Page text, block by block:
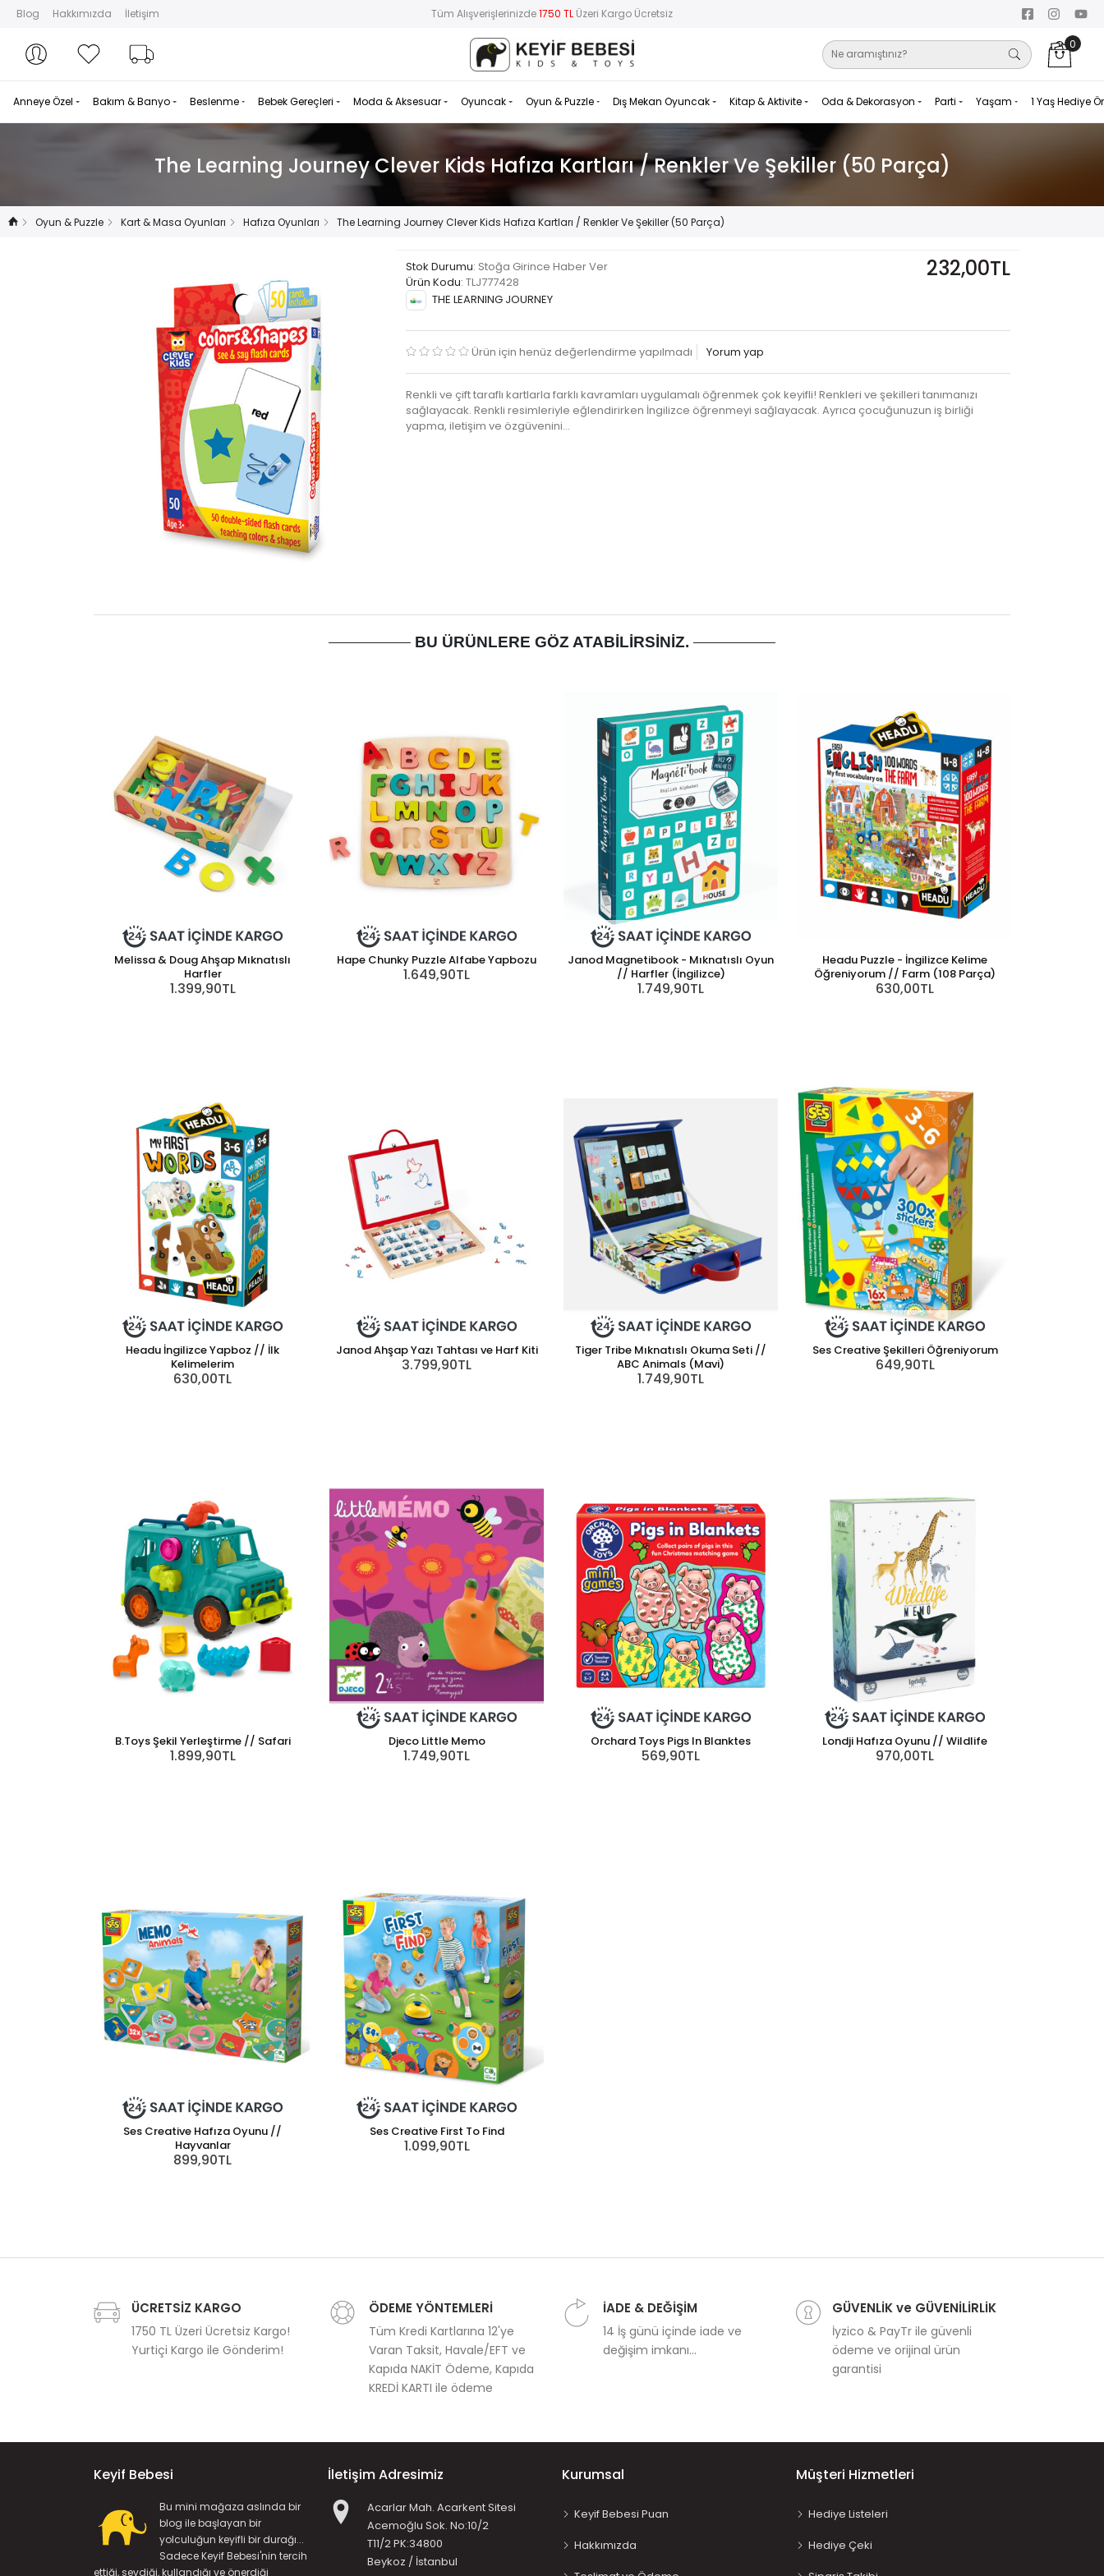
Blog Hakkımızda İletişim Tüm Alışverişlerinizde1750 TL Üzeri Kargo Ücretsiz
Hesabım
Hesabım Favorilerim 0
Anneye Özel Bakım & Banyo Beslenme Bebek Gereçleri Moda & Aksesuar Oyuncak Oyun & Puzzle Dış Mekan Oyuncak Kitap & Aktivite Oda & Dekorasyon Parti Yaşam 1 Yaş Hediye
The Learning Journey Clever Kids Hafıza Kartları / Renkler Ve Şekiller (50 Parça)
Oyun & Puzzle Kart & Masa Oyunları Hafıza Oyunları The Learning Journey Clever Kids Hafıza Kartları / Renkler Ve Şekiller (50 Parça)
Stok Durumu: Stoğa Girince Haber Ver
Ürün Kodu: TLJ777428
THE LEARNING JOURNEY
232,00TL
Ürün için henüz değerlendirme yapılmadı Yorum yap
Renkli ve çift taraflı kartlarla farklı kavramları uygulamalı öğrenmek çok keyifli! Renkleri ve şekilleri tanımanızı
sağlayacak. Renkli resimleriyle eğlendirirken İngilizce öğrenmeyi sağlayacak. Ayrıca çocuğunuzun iş birliği
yapma, iletişim ve özgüvenini…
BU ÜRÜNLERE GÖZ ATABILIRSINIZ.
Melissa & Doug Ahşap Mıknatıslı
Harfler
1.399,90TL
Hape Chunky Puzzle Alfabe Yapbozu
1.649,90TL
Janod Magnetibook - Mıknatıslı Oyun
// Harfler (İngilizce)
1.749,90TL
Headu Puzzle - İngilizce Kelime
Öğreniyorum // Farm (108 Parça)
630,00TL
Headu İngilizce Yapboz // İlk
Kelimelerim
630,00TL
Janod Ahşap Yazı Tahtası ve Harf Kiti
3.799,90TL
Tiger Tribe Mıknatıslı Okuma Seti //
ABC Animals (Mavi)
1.749,90TL
Ses Creative Şekilleri Öğreniyorum
649,90TL
B.Toys Şekil Yerleştirme // Safari
1.899,90TL
Djeco Little Memo
1.749,90TL
Orchard Toys Pigs In Blanktes
569,90TL
Londji Hafıza Oyunu // Wildlife
970,00TL
Ses Creative Hafıza Oyunu //
Hayvanlar
899,90TL
Ses Creative First To Find
1.099,90TL
ÜCRETSİZ KARGO
1750 TL Üzeri Ücretsiz Kargo!
Yurtiçi Kargo ile Gönderim!
ÖDEME YÖNTEMLERİ
Tüm Kredi Kartlarına 12'ye
Varan Taksit, Havale/EFT ve
Kapıda NAKİT Ödeme, Kapıda
KREDİ KARTI ile ödeme
İADE & DEĞİŞİM
14 İş günü içinde iade ve
değişim imkanı...
GÜVENLİK ve GÜVENİLİRLİK
İyzico & PayTr ile güvenli
ödeme ve orijinal ürün
garantisi
Keyif Bebesi
Bu mini mağaza aslında bir
blog ile başlayan bir
yolculuğun keyifli bir durağı...
Sadece Keyif Bebesi'nin tercih
ettiği, sevdiği, kullandığı ve önerdiği
İletişim Adresimiz
Acarlar Mah. Acarkent Sitesi
Acemoğlu Sok. No:10/2
T11/2 PK:34800
Beykoz / İstanbul
Kurumsal
Keyif Bebesi Puan
Hakkımızda
Müşteri Hizmetleri
Hediye Listeleri
Hediye Çeki